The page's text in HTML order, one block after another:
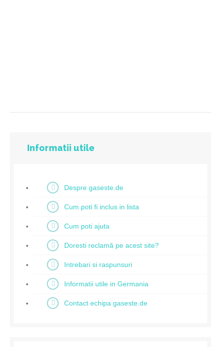
Informatii utile
Despre gaseste.de
Cum poti fi inclus in lista
Cum poti ajuta
Doresti reclamă pe acest site?
Intrebari si raspunsuri
Informatii utile in Germania
Contact echipa gaseste.de